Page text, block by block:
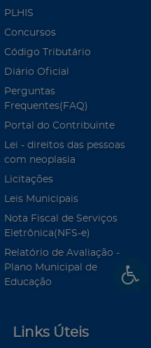
PLHIS
Concursos
Código Tributário
Diário Oficial
Perguntas
Frequentes(FAQ)
Portal do Contribuinte
Lei - direitos das pessoas
com neoplasia
Licitações
Leis Municipais
Nota Fiscal de Serviços
Eletrônica(NFS-e)
Relatório de Avaliação -
Plano Municipal de
Educação
Links Úteis